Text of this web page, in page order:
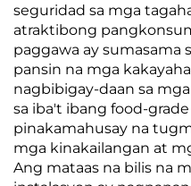
seguridad sa mga
atraktibong
paggawa ay sumasama
pansin na mga
nagbibigay-daan sa
sa iba't ibang food-
pinakamahusay na
mga kinakailangan at
Ang mataas na bilis na